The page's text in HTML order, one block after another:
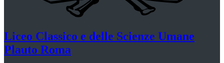
Liceo Classico e delle Scienze Umane
Plauto Roma